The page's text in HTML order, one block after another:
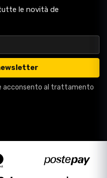
le novità de
acconsento al trattamento